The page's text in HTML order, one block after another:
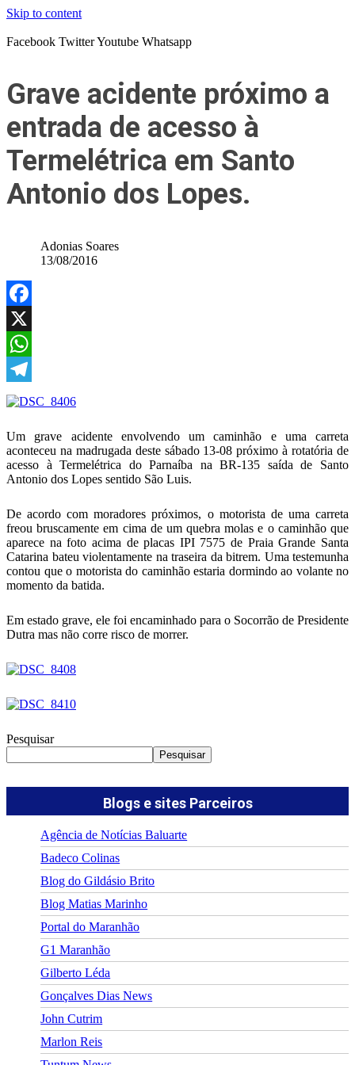
Skip to content
Facebook TwitterYoutube Whatsapp
Grave acidente próximo a
entrada de acesso à
Termelétrica em Santo
Antonio dos Lopes.
Adonias Soares
13/08/2016
Facebook
X
WhatsApp
Telegram
Um grave acidente envolvendo um caminhão e uma carreta
aconteceu na madrugada deste sábado 13-08 próximo à rotatória de
acesso à Termelétrica do Parnaíba na BR-135 saída de Santo
Antonio dos Lopes sentido São Luis.
De acordo com moradores próximos, o motorista de uma carreta
freou bruscamente em cima de um quebra molas e o caminhão que
aparece na foto acima de placas IPI 7575 de Praia Grande Santa
Catarina bateu violentamente na traseira da bitrem. Uma testemunha
contou que o motorista do caminhão estaria dormindo ao volante no
momento da batida.
Em estado grave, ele foi encaminhado para o Socorrão de Presidente
Dutra mas não corre risco de morrer.
Pesquisar
Pesquisar
Blogs e sites Parceiros
Agência de Notícias Baluarte
Badeco Colinas
Blog do Gildásio Brito
Blog Matias Marinho
Portal do Maranhão
G1 Maranhão
Gilberto Léda
Gonçalves Dias News
John Cutrim
Marlon Reis